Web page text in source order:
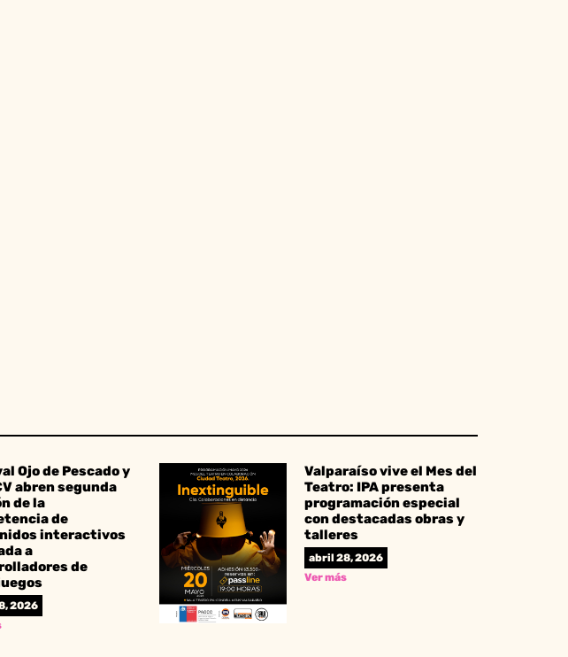
Ojo de Pescado y
abren segunda
de la
de
interactivos
a
de
2026
Valparaíso vive el Mes del
Teatro: IPA presenta
programación especial
con destacadas obras y
talleres
abril 28, 2026
Ver más